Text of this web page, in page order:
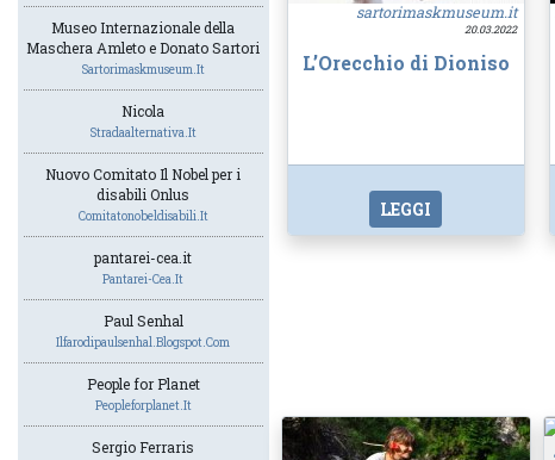
Museo Internazionale della
Maschera Amleto e Donato Sartori
Sartorimaskmuseum.it
Nicola
Stradaalternativa.it
Nuovo Comitato Il Nobel per i
disabili Onlus
Comitatonobeldisabili.it
pantarei-cea.it
Pantarei-Cea.it
Paul Senhal
Ilfarodipaulsenhal.blogspot.com
People for Planet
Peopleforplanet.it
Sergio Ferraris
sartorimaskmuseum.it
20.03.2022
L’Orecchio di Dioniso
LEGGI